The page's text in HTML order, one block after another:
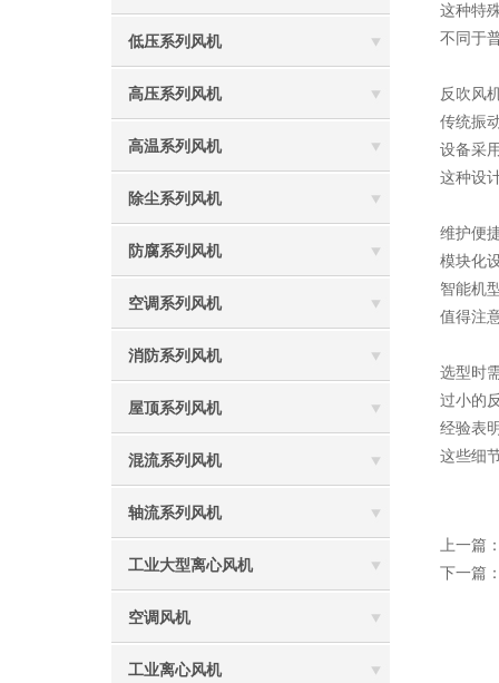
低压系列风机
高压系列风机
高温系列风机
除尘系列风机
防腐系列风机
空调系列风机
消防系列风机
屋顶系列风机
混流系列风机
轴流系列风机
工业大型离心风机
空调风机
工业离心风机
这种特
不同于
反吹风
传统振
设备采
这种设
维护便
模块化
智能机
值得注
选型时
过小的
经验表
这些细
上一篇
下一篇